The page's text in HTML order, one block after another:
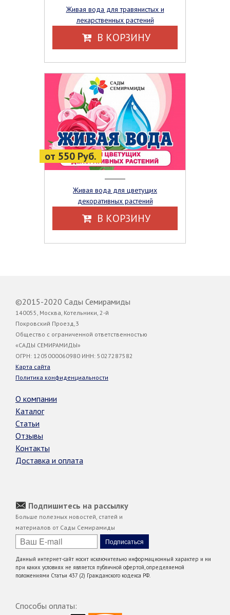
Живая вода для травянистых и
лекарственных растений
В КОРЗИНУ
от 550 Руб.
Живая вода для цветущих
декоративных растений
В КОРЗИНУ
©2015-2020 Сады Семирамиды
140055, Москва, Котельники, 2-й
Покровский Проезд,3
Общество с ограниченной ответственностью
«САДЫ СЕМИРАМИДЫ»
ОГРН: 1205000060980 ИНН: 5027287582
Карта сайта
Политика конфиденциальности
О компании
Каталог
Статьи
Отзывы
Контакты
Доставка и оплата
Подпишитесь на рассылку
Больше полезных новостей, статей и
материалов от Сады Семирамиды
Данный интернет-сайт носит исключительно информационный характер и ни
при каких условиях не является публичной офертой, определяемой
положениями Статьи 437 (2) Гражданского кодекса РФ.
Способы оплаты: